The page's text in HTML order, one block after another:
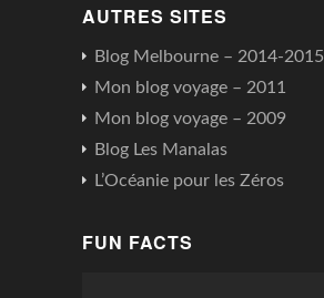
AUTRES SITES
Blog Melbourne – 2014-2015
Mon blog voyage – 2011
Mon blog voyage – 2009
Blog Les Manalas
L’Océanie pour les Zéros
FUN FACTS